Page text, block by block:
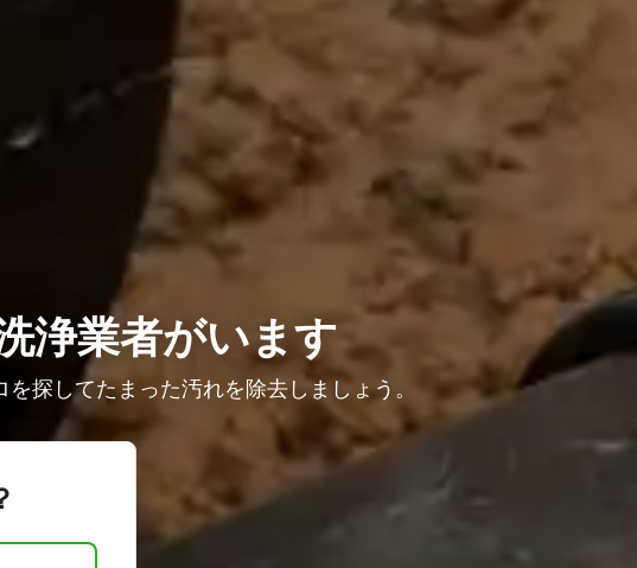
浄業者がいます
探してたまった汚れを除去しましょう。